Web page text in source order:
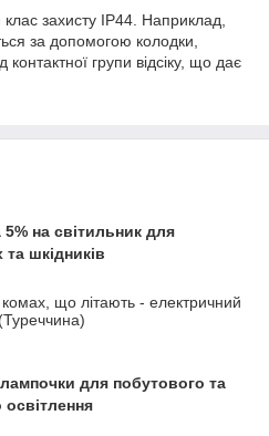
захисту IP44. Наприклад,
за допомогою колодки,
групи відсіку, що дає
5% на світильник для
шкідників
що літають - електричний
лампочки для побутового та
освітлення